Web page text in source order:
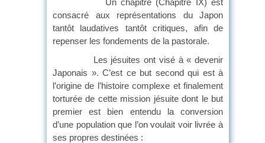
Un chapitre (Chapitre IX) est
consacré aux représentations du Japon
tantôt laudatives tantôt critiques, afin de
repenser les fondements de la pastorale.
Les jésuites ont visé à « devenir
Japonais ». C’est ce but second qui est à
l’origine de l’histoire complexe et finalement
torturée de cette mission jésuite dont le but
premier est bien entendu la conversion
d’une population que l’on voulait voir livrée à
ses propres destinées :